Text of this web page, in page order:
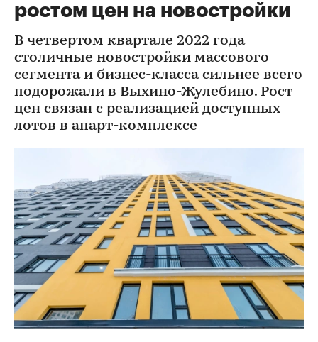
ростом цен на новостройки
В четвертом квартале 2022 года
столичные новостройки массового
сегмента и бизнес-класса сильнее всего
подорожали в Выхино-Жулебино. Рост
цен связан с реализацией доступных
лотов в апарт-комплексе